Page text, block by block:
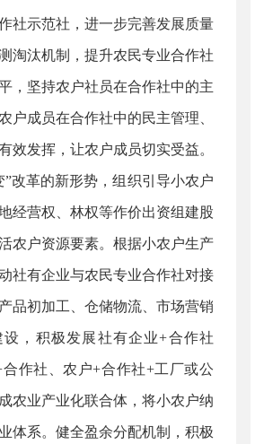
社示范社，进一步完善发展质量
淘汰机制，提升农民专业合作社
，坚持农户社员在合作社中的主
户成员在合作社中的民主管理、
效发挥，让农户成员切实受益。
”改革的新形势，组织引导小农户
经营权、林权等作价出资组建股
农户资源要素。根据小农户生产
社有企业与农民专业合作社对接
品初加工、仓储物流、市场营销
，积极发展社有企业+合作社
作社、农户+合作社+工厂或公
农业产业化联合体，将小农户纳
体系。健全盈余分配机制，积极